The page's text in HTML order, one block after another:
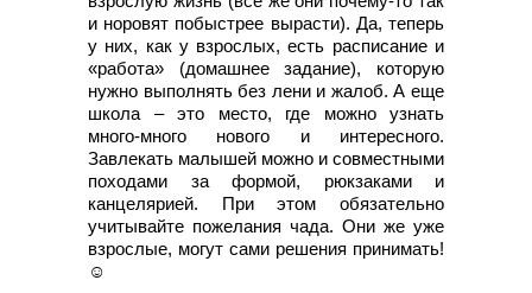
и норовят побыстрее вырасти). Да, теперь
у них, как у взрослых, есть расписание и
«работа» (домашнее задание), которую
нужно выполнять без лени и жалоб. А еще
школа – это место, где можно узнать
много-много нового и интересного.
Завлекать малышей можно и совместными
походами за формой, рюкзаками и
канцелярией. При этом обязательно
учитывайте пожелания чада. Они же уже
взрослые, могут сами решения принимать!
☺